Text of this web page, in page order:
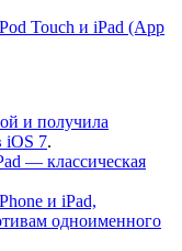
Touch и iPad (App
и получила
iOS 7.
— классическая
и iPad,
одноименного